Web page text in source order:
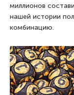
миллионов
нашей истории
комбинацию.